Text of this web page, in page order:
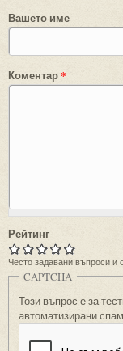
Вашето име
Коментар*
Рейтинг
Често задавани въпроси и
CAPTCHA
Този въпрос е за
автоматизирани